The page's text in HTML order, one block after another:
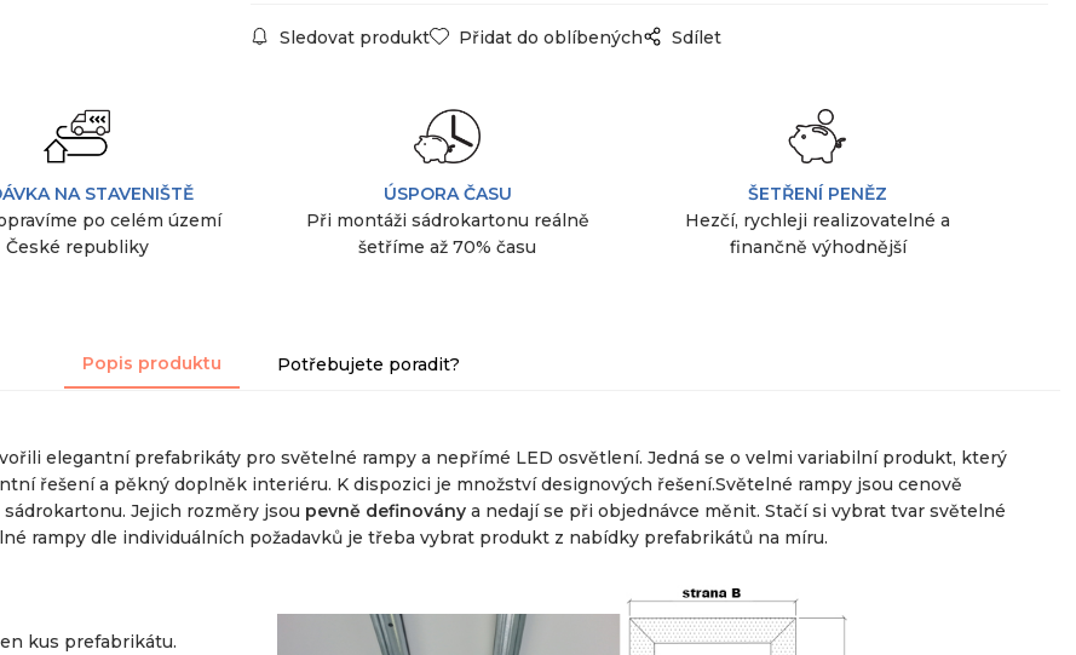
Sledovat produkt Přidat do oblíbených Sdílet
NA STAVENIŠTĚ
po celém území
České republiky
ÚSPORA ČASU
Při montáži sádrokartonu reálně
šetříme až 70% času
ŠETŘENÍ PENĚZ
Hezčí, rychleji realizovatelné a
finančně výhodnější
Popis produktu Potřebujete poradit?
elegantní prefabrikáty pro světelné rampy a nepřímé LED osvětlení. Jedná se o velmi variabilní produkt, který
řešení a pěkný doplněk interiéru. K dispozici je množství designových řešení.Světelné rampy jsou cenově
Jejich rozměry jsou pevně definovány a nedají se při objednávce měnit. Stačí si vybrat tvar světelné
rampy dle individuálních požadavků je třeba vybrat produkt z nabídky prefabrikátů na míru.
kus prefabrikátu.